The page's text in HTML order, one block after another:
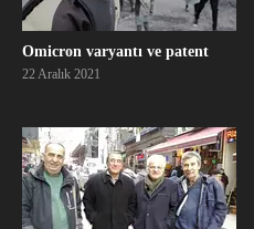
Omicron varyantı ve patent
22 Aralık 2021